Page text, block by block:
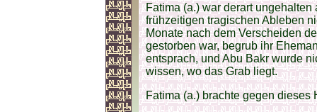
Fatima (a.) war derart
frühzeitigen tragischen Ableben
Monate nach dem Verscheiden
gestorben war, begrub ihr
entsprach, und Abu Bakr wurde
wissen, wo das Grab liegt.
Fatima (a.) brachte gegen dieses